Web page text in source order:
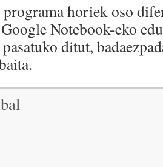
horiek oso
Notebook-eko
ditut,